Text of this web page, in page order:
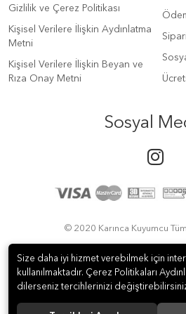
Gizlilik ve Çerez Politikası
Kişisel Verilere İlişkin Aydınlatma
Metni
Kişisel Verilere İlişkin Beyan ve
Rıza Onay Metni
Sosyal
© 2020 Karınca Kuyumcu Tüm
Size daha iyi hizmet verebilmek için
kullanılmaktadır. Çerez Politikaları
dilerseniz tercihlerinizi